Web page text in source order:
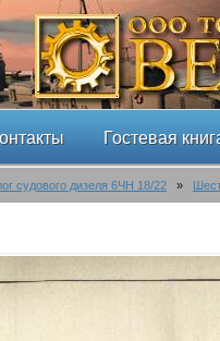
Гостевая
судового дизеля 6ЧН 18/22 »